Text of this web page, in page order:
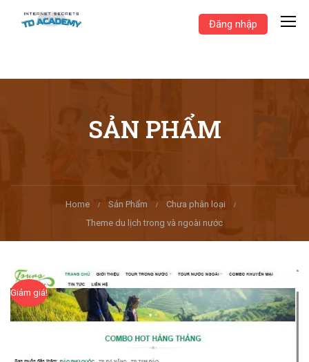
Đăng nhập
SẢN PHẨM
Home Sản Phẩm
Chưa phân loại
Theme du lịch trong và ngoài nước
Giảm giá!